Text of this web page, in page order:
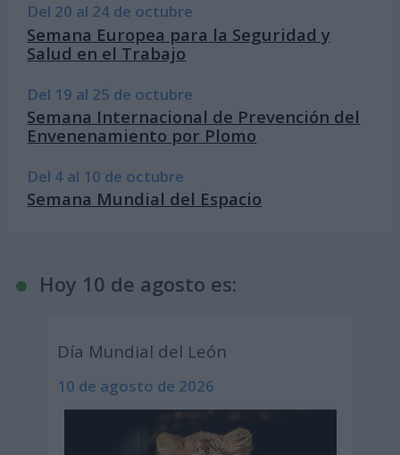
Del 20 al 24 de octubre
Semana Europea para la Seguridad y
Salud en el Trabajo
Del 19 al 25 de octubre
Semana Internacional de Prevención del
Envenenamiento por Plomo
Del 4 al 10 de octubre
Semana Mundial del Espacio
Hoy 10 de agosto es:
Día Mundial del León
10 de agosto de 2026